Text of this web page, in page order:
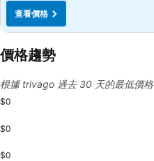
查看價格
價格趨勢
根據 trivago 過去 30 天的最低價格
$0
$0
$0